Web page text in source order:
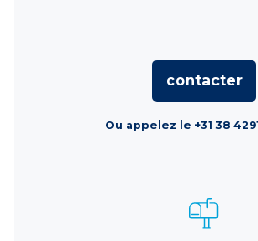
contacter
Ou appelez le +31 38